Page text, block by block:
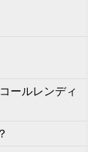
ールレンディ